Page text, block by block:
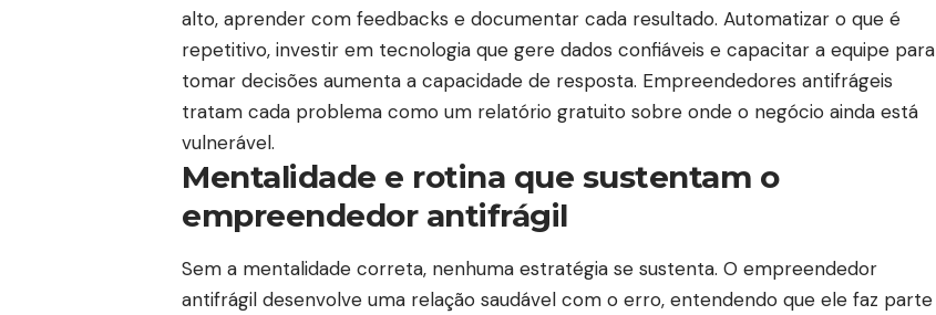
alto, aprender com feedbacks e documentar cada resultado. Automatizar o que é
repetitivo, investir em tecnologia que gere dados confiáveis e capacitar a equipe para
tomar decisões aumenta a capacidade de resposta. Empreendedores antifrágeis
tratam cada problema como um relatório gratuito sobre onde o negócio ainda está
vulnerável.
Mentalidade e rotina que sustentam o
empreendedor antifrágil
Sem a mentalidade correta, nenhuma estratégia se sustenta. O empreendedor
antifrágil desenvolve uma relação saudável com o erro, entendendo que ele faz parte